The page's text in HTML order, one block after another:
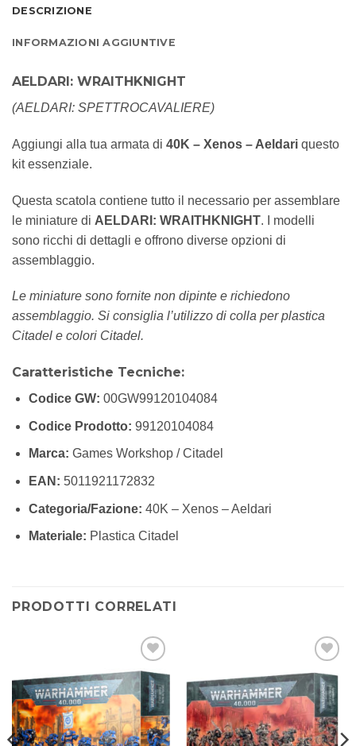
DESCRIZIONE
INFORMAZIONI AGGIUNTIVE
AELDARI: WRAITHKNIGHT
(AELDARI: SPETTROCAVALIERE)
Aggiungi alla tua armata di 40K – Xenos – Aeldari questo
kit essenziale.
Questa scatola contiene tutto il necessario per assemblare
le miniature di AELDARI: WRAITHKNIGHT. I modelli
sono ricchi di dettagli e offrono diverse opzioni di
assemblaggio.
Le miniature sono fornite non dipinte e richiedono
assemblaggio. Si consiglia l’utilizzo di colla per plastica
Citadel e colori Citadel.
Caratteristiche Tecniche:
Codice GW: 00GW99120104084
Codice Prodotto: 99120104084
Marca: Games Workshop / Citadel
EAN: 5011921172832
Categoria/Fazione: 40K – Xenos – Aeldari
Materiale: Plastica Citadel
PRODOTTI CORRELATI
Aggiungi
alla lista
dei
desideri
Aggiungi
alla lista
dei
desideri